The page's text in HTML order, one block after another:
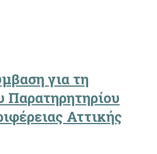
για τη
Παρατηρητηρίου
Αττικής